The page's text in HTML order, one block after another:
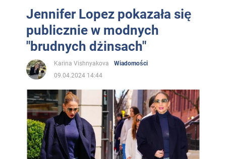
Jennifer Lopez pokazała się
publicznie w modnych
"brudnych dżinsach"
Karina Vishnyakova
Wiadomości
09.04.2024 14:44